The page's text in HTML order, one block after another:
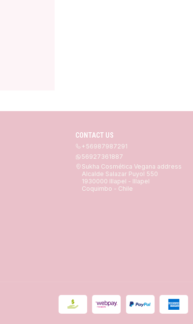
CONTACT US
+56987987291
56927361887
Sukha Cosmética Vegana address
Alcalde Salazar Puyol 550
1930000 Illapel - Illapel
Coquimbo - Chile